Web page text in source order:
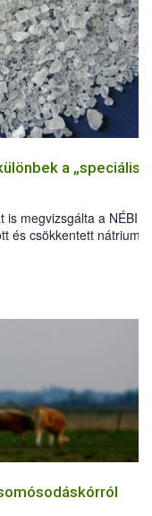
a „speciális”
is megvizsgálta a
és csökkentett nátrium-
és
eredményeként
esetben
szakemberek. Több